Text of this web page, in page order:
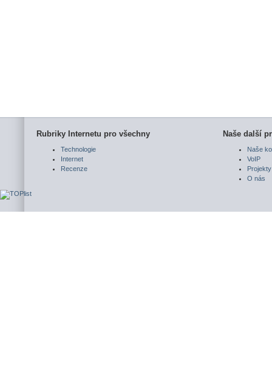
Rubriky Internetu pro všechny
Technologie
Internet
Recenze
Naše další
Naše
VoIP
Projekty
O nás